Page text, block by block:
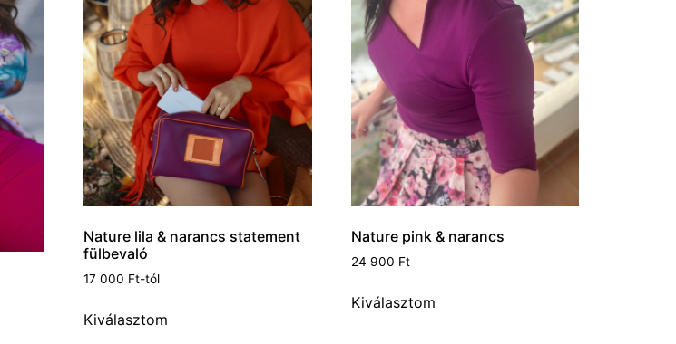
Nature lila & narancs statement
fülbevaló
17 000 Ft-tól
Kiválasztom
Nature pink & narancs
24 900 Ft
Kiválasztom